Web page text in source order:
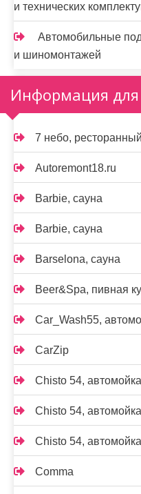
и технических
Автомобильные
и шиномонтажей
Информация для
7 небо,
Autoremont18.ru
Barbie, сауна
Barbie, сауна
Barselona, сауна
Beer&Spa, пивная
Car_Wash55,
CarZip
Chisto 54, автомойка
Chisto 54, автомойка
Chisto 54, автомойка
Comma